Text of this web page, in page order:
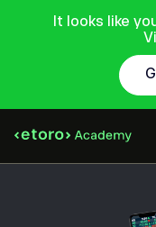
It looks like